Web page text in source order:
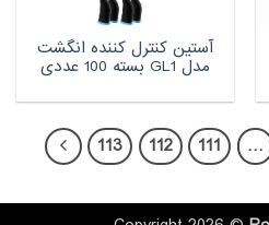
آستین کنترل کننده انگشت
مدل GL1 بسته 100 عددی
…
111
112
113